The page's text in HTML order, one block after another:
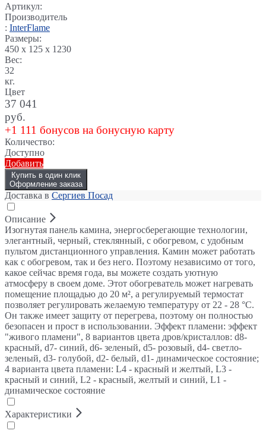
Артикул:
Производитель
: InterFlame
Размеры:
450 x 125 x 1230
Вес:
32
кг.
Цвет
37 041
руб.
+1 111 бонусов на бонусную карту
Количество:
Доступно
Добавить
Купить в один клик
Оформление заказа
Доставка в Сергиев Посад
Описание
Изогнутая панель камина, энергосберегающие технологии,
элегантный, черный, стеклянный, с обогревом, с удобным
пультом дистанционного управления. Камин может работать
как с обогревом, так и без него. Поэтому независимо от того,
какое сейчас время года, вы можете создать уютную
атмосферу в своем доме. Этот обогреватель может нагревать
помещение площадью до 20 м², а регулируемый термостат
позволяет регулировать желаемую температуру от 22 - 28 °С.
Он также имеет защиту от перегрева, поэтому он полностью
безопасен и прост в использовании. Эффект пламени: эффект
"живого пламени", 8 вариантов цвета дров/кристаллов: d8-
красный, d7- синий, d6- зеленый, d5- розовый, d4- светло-
зеленый, d3- голубой, d2- белый, d1- динамическое состояние;
4 варианта цвета пламени: L4 - красный и желтый, L3 -
красный и синий, L2 - красный, желтый и синий, L1 -
динамическое состояние
Характеристики